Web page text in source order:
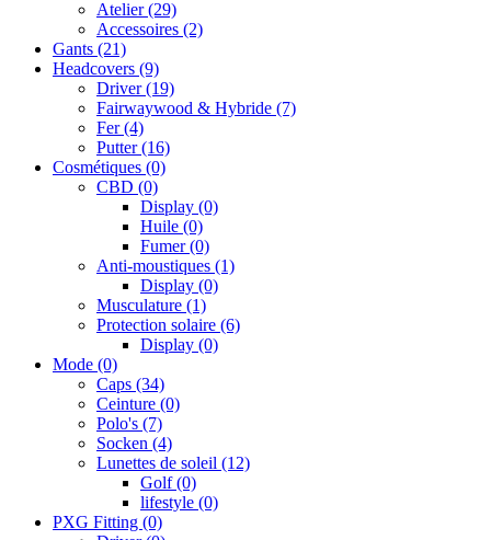
Atelier(29)
Accessoires (2)
Gants (21)
Headcovers (9)
Driver(19)
Fairwaywood & Hybride (7)
Fer(4)
Putter(16)
Cosmétiques (0)
CBD (0)
Display (0)
Huile (0)
Fumer(0)
Anti-moustiques (1)
Display (0)
Musculature (1)
Protection solaire (6)
Display (0)
Mode (0)
Caps (34)
Ceinture (0)
Polo's (7)
Socken (4)
Lunettes de soleil (12)
Golf(0)
lifestyle (0)
PXG Fitting (0)